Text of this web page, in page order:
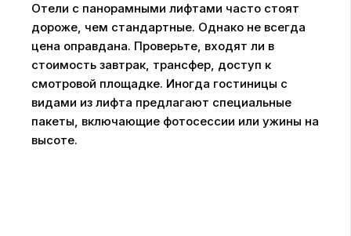
Отели с панорамными лифтами часто стоят
дороже, чем стандартные. Однако не всегда
цена оправдана. Проверьте, входят ли в
стоимость завтрак, трансфер, доступ к
смотровой площадке. Иногда гостиницы с
видами из лифта предлагают специальные
пакеты, включающие фотосессии или ужины на
высоте.